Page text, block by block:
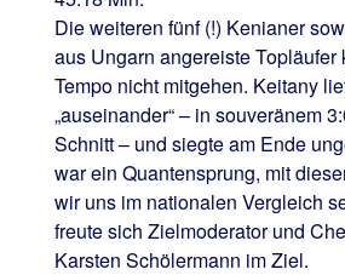
Die weiteren fünf (!) Kenianer
aus Ungarn angereiste Topläufer
Tempo nicht mitgehen. Keitany
„auseinander“ – in souveränem
Schnitt – und siegte am Ende
war ein Quantensprung, mit
wir uns im nationalen Vergleich
freute sich Zielmoderator und
Karsten Schölermann im Ziel.